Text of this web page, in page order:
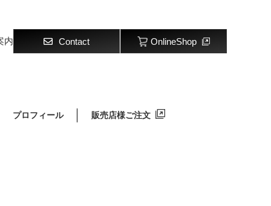
内 Contact OnlineShop
プロフィール 販売店様ご注文